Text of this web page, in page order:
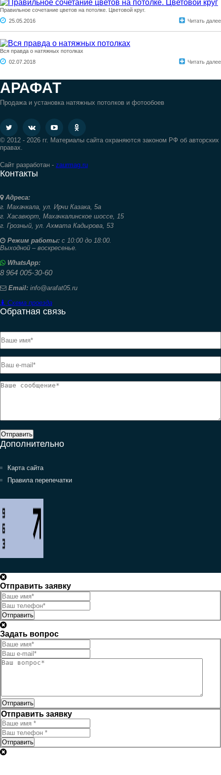
Правильное сочетание цветов на потолке. Цветовой круг.
25.05.2016
Читать далее
Вся правда о натяжных потолках
02.07.2018
Читать далее
АРАФАТ
Продажа и установка натяжных потолков и фотообоев
© 2012 - 2026 гг. Материалы сайта охраняются законом РФ об авторских
правах.
Сайт разработан - zaurmag.ru
Контакты
Адреса:
г. Махачкала, ул. Ирчи Казака, 5а
г. Хасавюрт, Махачкалинское шоссе, 15
г. Грозный, ул. Ахмата Кадырова, 53
Режим работы: с 10:00 до 18:00.
Выходной – воскресенье.
WhatsApp:
8 964 005-30-60
Email: info@arafat05.ru
Схема проезда
Обратная связь
Отправить
Дополнительно
Карта сайта
Правила перепечатки
Отправить заявку
Отправить
Задать вопрос
Отправить
Отправить заявку
Отправить